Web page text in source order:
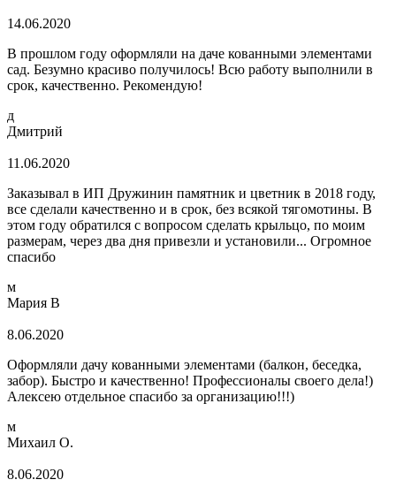
14.06.2020
В прошлом году оформляли на даче кованными элементами
сад. Безумно красиво получилось! Всю работу выполнили в
срок, качественно. Рекомендую!
д
Дмитрий
11.06.2020
Заказывал в ИП Дружинин памятник и цветник в 2018 году,
все сделали качественно и в срок, без всякой тягомотины. В
этом году обратился с вопросом сделать крыльцо, по моим
размерам, через два дня привезли и установили... Огромное
спасибо
м
Мария В
8.06.2020
Оформляли дачу кованными элементами (балкон, беседка,
забор). Быстро и качественно! Профессионалы своего дела!)
Алексею отдельное спасибо за организацию!!!)
м
Михаил О.
8.06.2020